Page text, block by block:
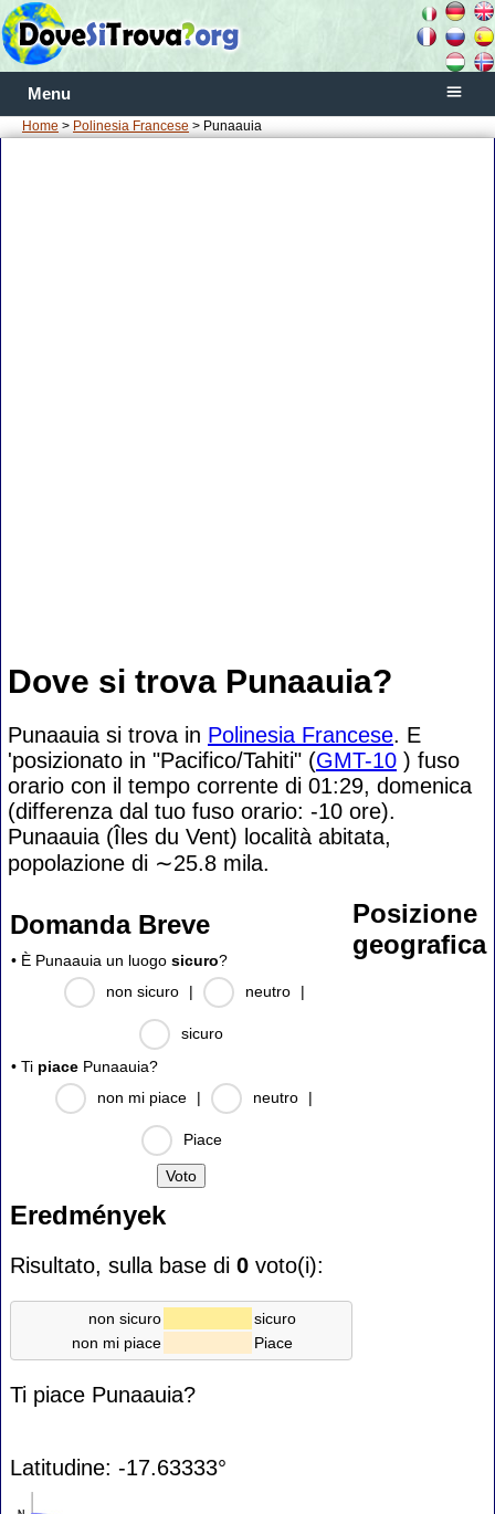
Menu
Home > Polinesia Francese > Punaauia
Dove si trova Punaauia?
Punaauia si trova in Polinesia Francese. E
'posizionato in "Pacifico/Tahiti" (GMT-10 ) fuso
orario con il tempo corrente di 01:29, domenica
(differenza dal tuo fuso orario: -10 ore).
Punaauia (Îles du Vent) località abitata,
popolazione di ∼25.8 mila.
Domanda Breve
• È Punaauia un luogo sicuro?
non sicuro
| neutro |
sicuro
• Ti piace Punaauia?
non mi piace
| neutro |
Piace
Eredmények
Risultato, sulla base di 0 voto(i):
non sicuro
sicuro
non mi piace
Piace
Ti piace Punaauia?
Posizione
geografica
Latitudine: -17.63333°